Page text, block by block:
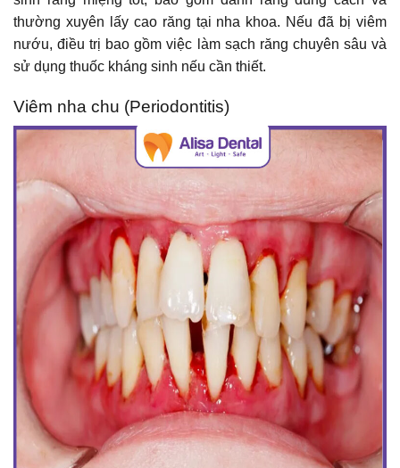
thường xuyên lấy cao răng tại nha khoa. Nếu đã bị viêm
nướu, điều trị bao gồm việc làm sạch răng chuyên sâu và
sử dụng thuốc kháng sinh nếu cần thiết.
Viêm nha chu (Periodontitis)